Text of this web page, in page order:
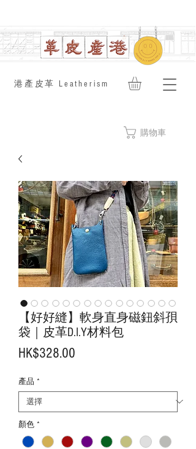
​港產皮革 Leatherism
購物車
【好好縫】軟身直身磁鈕斜孭
袋｜皮革D.I.Y材料包
HK$328.00
產品 *
顏色 *